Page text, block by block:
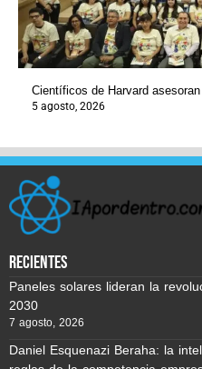
Científicos de Harvard
5 agosto, 2026
recientes
Paneles solares lideran la
2030
7 agosto, 2026
Daniel Esquenazi Beraha: la